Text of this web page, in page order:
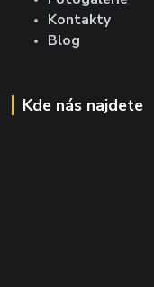
Kontakty
Blog
Kde nás najdete